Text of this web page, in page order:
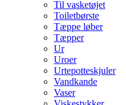
Til vasketøjet
Toiletbørste
Tæppe løber
Tæpper
Ur
Uroer
Urtepotteskjuler
Vandkande
Vaser